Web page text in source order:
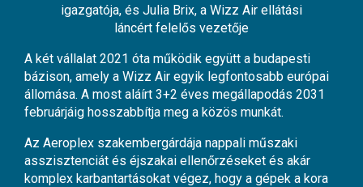
igazgatója, és Julia Brix, a Wizz Air ellátási
láncért felelős vezetője
A két vállalat 2021 óta működik együtt a budapesti
bázison, amely a Wizz Air egyik legfontosabb európai
állomása. A most aláírt 3+2 éves megállapodás 2031
februárjáig hosszabbítja meg a közös munkát.
Az Aeroplex szakembergárdája nappali műszaki
asszisztenciát és éjszakai ellenőrzéseket és akár
komplex karbantartásokat végez, hogy a gépek a kora